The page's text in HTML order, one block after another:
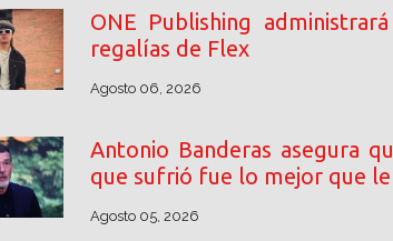
ONE Publishing
regalías de Flex
Agosto 06, 2026
Antonio Banderas asegura
que sufrió fue lo mejor que le
Agosto 05, 2026